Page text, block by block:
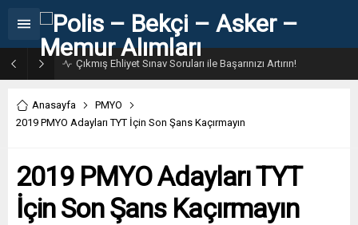
Anasayfa
PMYO
2019 PMYO Adayları TYT İçin Son Şans Kaçırmayın
2019 PMYO Adayları TYT
İçin Son Şans Kaçırmayın